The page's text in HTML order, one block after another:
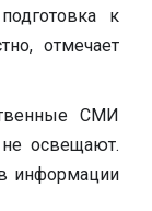
к
отмечает
СМИ
освещают.
информации